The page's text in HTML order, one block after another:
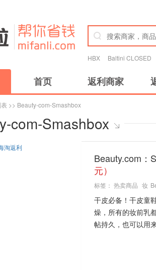
HBX Baltini CLOSED
首页 返利商家
>> Beauty-com-Smashbox
com-Smashbox
Beauty.com：
元）
标签： 热卖商品 妆
干皮必备！干皮童
燥，所有的妆前乳
帖持久，也可以用